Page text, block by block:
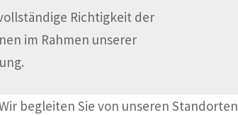
Richtigkeit der
im Rahmen unserer
begleiten Sie von unseren Standorten